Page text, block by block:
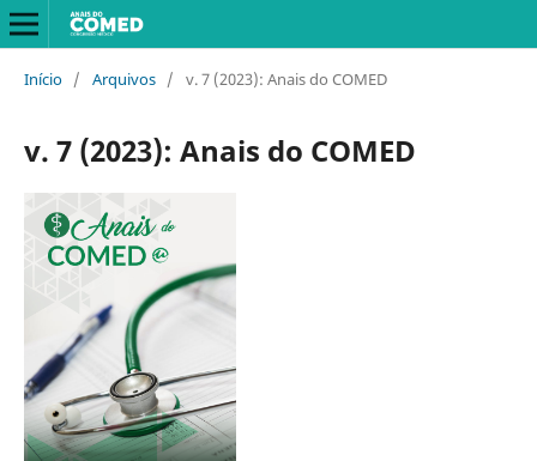
Início / Arquivos / v. 7 (2023): Anais do COMED
v. 7 (2023): Anais do COMED